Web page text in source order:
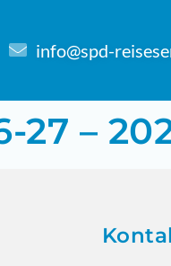
info@spd-
27 –